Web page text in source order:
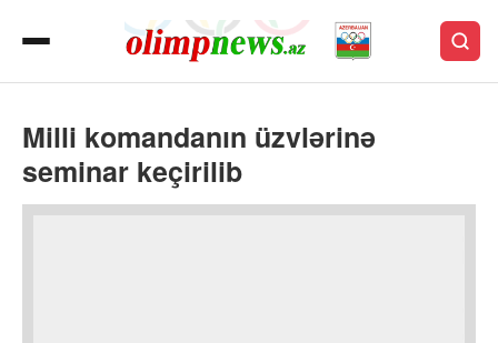
Milli komandanın üzvlərinə
seminar keçirilib